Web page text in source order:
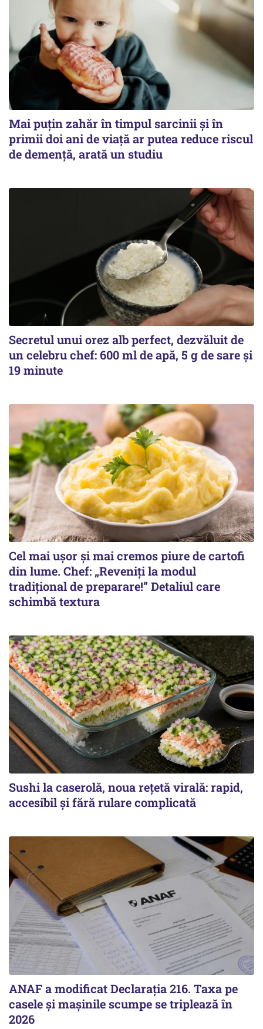
Mai puțin zahăr în timpul sarcinii și în
primii doi ani de viață ar putea reduce riscul
de demență, arată un studiu
Secretul unui orez alb perfect, dezvăluit de
un celebru chef: 600 ml de apă, 5 g de sare și
19 minute
Cel mai ușor și mai cremos piure de cartofi
din lume. Chef: „Reveniți la modul
tradițional de preparare!” Detaliul care
schimbă textura
Sushi la caserolă, noua rețetă virală: rapid,
accesibil și fără rulare complicată
ANAF a modificat Declarația 216. Taxa pe
casele și mașinile scumpe se triplează în
2026